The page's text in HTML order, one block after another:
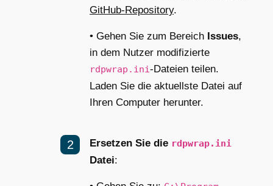
GitHub-Repository.
• Gehen Sie zum Bereich Issues,
in dem Nutzer modifizierte
rdpwrap.ini-Dateien teilen.
Laden Sie die aktuellste Datei auf
Ihren Computer herunter.
Ersetzen Sie die rdpwrap.ini
Datei: